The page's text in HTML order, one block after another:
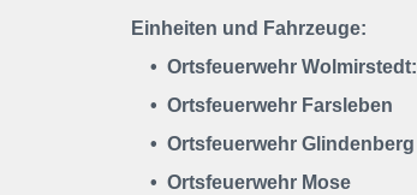
Einheiten und Fahrzeuge:
• Ortsfeuerwehr Wolmirstedt:
• Ortsfeuerwehr Farsleben
• Ortsfeuerwehr Glindenberg
• Ortsfeuerwehr Mose